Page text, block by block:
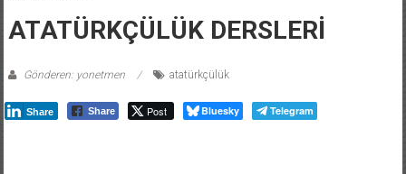
ATATÜRKÇÜLÜK DERSLERİ
Gönderen: yonetmen atatürkçülük
Share Share Post Bluesky Telegram